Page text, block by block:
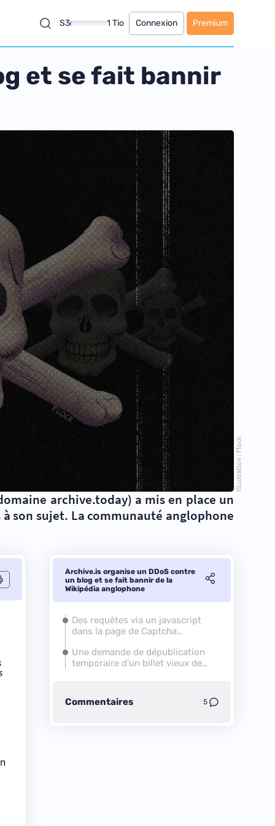
S3 1 Tio Connexion Premium
et se fait bannir
Illustration : Flock
archive.today) a mis en place un
son sujet. La communauté anglophone
Archive.is organise un DDoS contre
un blog et se fait bannir de la
Wikipédia anglophone
Des requêtes via un javascript
dans la page de Captcha
Une demande de dépublication
temporaire d'un billet vieux de
Commentaires 5